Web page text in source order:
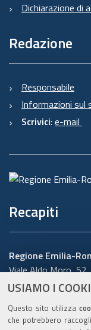
USIAMO I
Questo sito utilizza
che potrebbero
Dichiarazione di
Redazione
Responsabile
Informazioni sul
Scrivici: e-mail
Recapiti
Regione Emilia-
Viale Aldo Moro, 52
40127 Bologna
Cerca telefoni o